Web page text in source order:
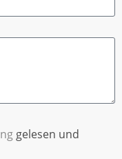
gelesen und